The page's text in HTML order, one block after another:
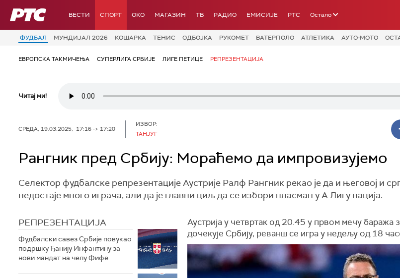
РТС ВЕСТИ СПОРТ OKO МАГАЗИН ТВ РАДИО ЕМИСИЈЕ РТС Остало
ФУДБАЛ МУНДИЈАЛ 2026 КОШАРКА ТЕНИС ОДБОЈКА РУКОМЕТ ВАТЕРПОЛО АТЛЕТИКА АУТО-МОТО
ЕВРОПСКА ТАКМИЧЕЊА СУПЕРЛИГА СРБИЈЕ ЛИГЕ ПЕТИЦЕ РЕПРЕЗЕНТАЦИЈА
Читај ми!
СРЕДА, 19.03.2025, 17:16 -> 17:20
ИЗВОР:
ТАНЈУГ
Рангник пред Србију: Мораћемо да импровизујемо
Селектор фудбалске репрезентације Аустрије Ралф Рангник рекао је да и његовој и
недостаје много играча, али да је главни циљ да се избори пласман у А Лигу нација.
РЕПРЕЗЕНТАЦИЈА
Фудбалски савез Србије повукао
подршку Ђанију Инфантину за
нови мандат на челу Фифе
Аустрија у четвртак од 20.45 у првом мечу баража
дочекује Србију, реванш се игра у недељу од 18